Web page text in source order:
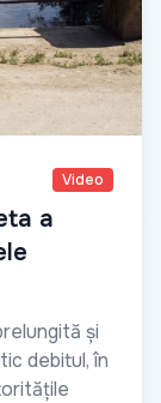
Video
a
și
debitul, în